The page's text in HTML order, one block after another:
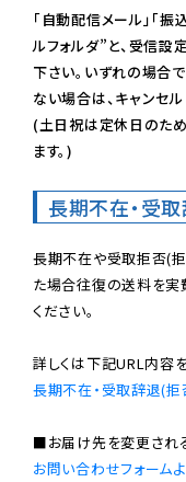
「自動配信メール」「
ルフォルダ”と、受信設
下さい。いずれの場合
ない場合は、キャンセ
(土日祝は定休日のた
ます。)
長期不在・受
長期不在や受取拒否(
た場合往復の送料を実
ください。
長期不在・受取辞退(拒
お問い合わせフォームよ